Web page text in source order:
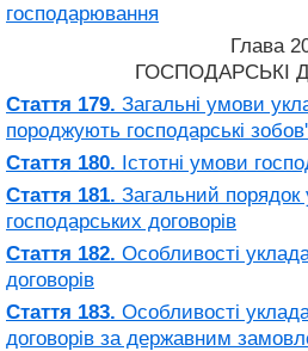
господарювання
Глава
ГОСПОДАРСЬКІ
Стаття 179. Загальні умови
породжують господарські
Стаття 180. Істотні умови
Стаття 181. Загальний порядок
господарських договорів
Стаття 182. Особливості
договорів
Стаття 183. Особливості
договорів за державним